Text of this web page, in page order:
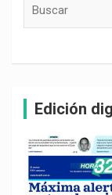
Edición